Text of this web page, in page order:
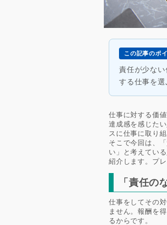
この記事のポ
責任が少な
する仕事を選
仕事に対する価
達成感を感じた
スに仕事に取り
そこで今回は、
い」と考えてい
紹介します。プ
「責任の
仕事をしてその
ません。報酬を
るからです。